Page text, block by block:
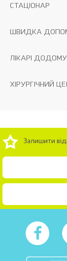
СТАЦІОНАР
ШВИДКА
ЛІКАРІ ДОДОМУ
ХІРУРГІЧНИЙ
Залишити